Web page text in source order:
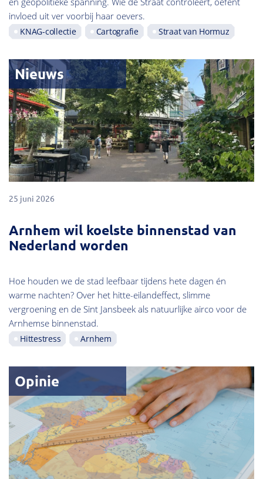
invloed uit ver voorbij haar oevers.
KNAG-collectie Cartografie Straat van Hormuz
Nieuws
25 juni 2026
Arnhem wil koelste binnenstad van
Nederland worden
Hoe houden we de stad leefbaar tijdens hete dagen én
warme nachten? Over het hitte-eilandeffect, slimme
vergroening en de Sint Jansbeek als natuurlijke airco voor de
Arnhemse binnenstad.
Hittestress Arnhem
Opinie